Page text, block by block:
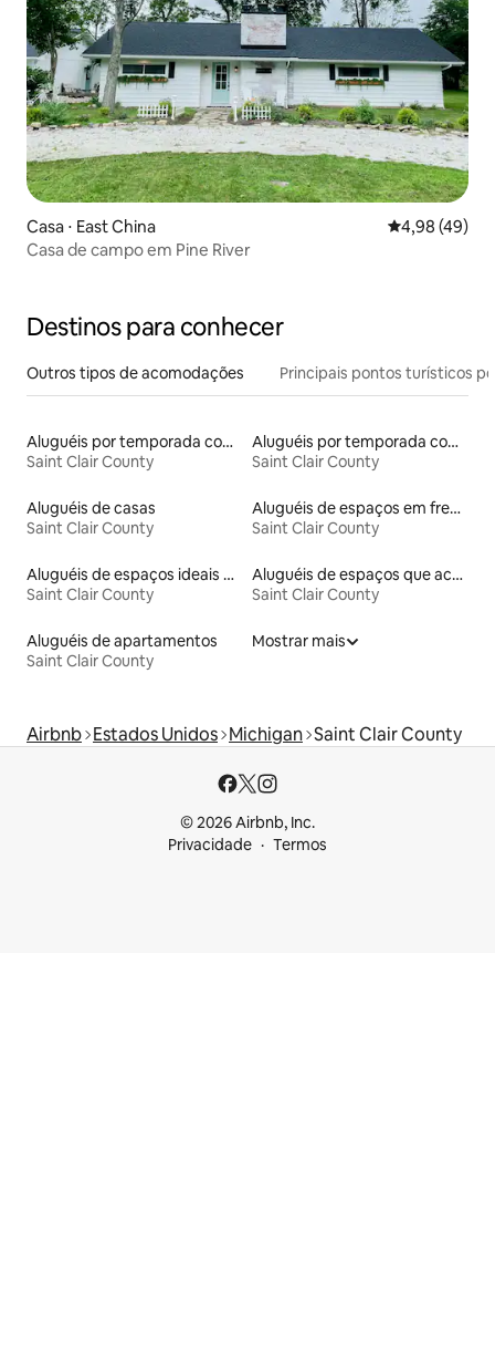
Casa ⋅ East China 4,98 de uma
4,98 (49)
Casa de campo em Pine River
Destinos para conhecer
Outros tipos de acomodações Principais pontos turísticos
Aluguéis por temporada com caiaque
Saint Clair County
Aluguéis por temporada com suítes privativas
Saint Clair County
Aluguéis de casas
Saint Clair County
Aluguéis de espaços em frente à praia
Saint Clair County
Aluguéis de espaços ideais para famílias
Saint Clair County
Aluguéis de espaços que aceitam animais de estimação
Saint Clair County
Aluguéis de apartamentos
Saint Clair County
Mostrar mais
Airbnb Estados Unidos Michigan Saint Clair County
© 2026 Airbnb, Inc.
Privacidade
Termos